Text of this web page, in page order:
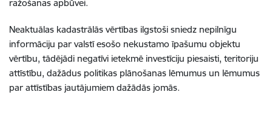
ražošanas apbūvei.
Neaktuālas kadastrālās vērtības ilgstoši sniedz nepilnīgu
informāciju par valstī esošo nekustamo īpašumu objektu
vērtību, tādējādi negatīvi ietekmē investīciju piesaisti, teritoriju
attīstību, dažādus politikas plānošanas lēmumus un lēmumus
par attīstības jautājumiem dažādās jomās.